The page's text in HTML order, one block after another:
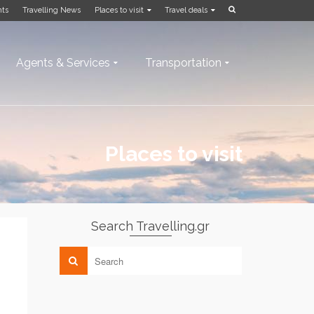
Travelling News Places to visit Travel deals
Agents & Services Transportation
Places to visit
Search Travelling.gr